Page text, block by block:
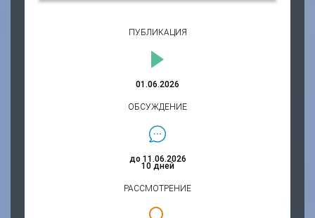
ПУБЛИКАЦИЯ
01.06.2026
ОБСУЖДЕНИЕ
до 11.06.2026
10 дней
РАССМОТРЕНИЕ